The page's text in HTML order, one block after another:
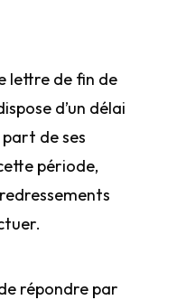
lettre de fin de
d’un délai
de ses
période,
répondre par